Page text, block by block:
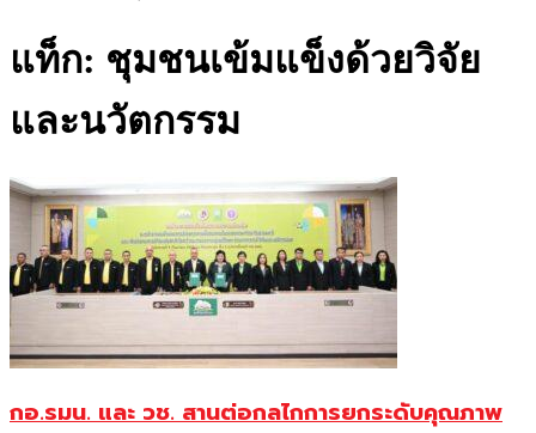
แท็ก: ชุมชนเข้มแข็งด้วยวิจัย
และนวัตกรรม
กอ.รมน. และ วช. สานต่อกลไกการยกระดับคุณภาพ